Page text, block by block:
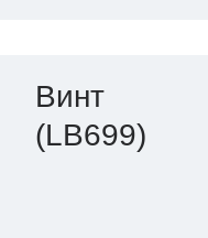
Винт
(LB699)